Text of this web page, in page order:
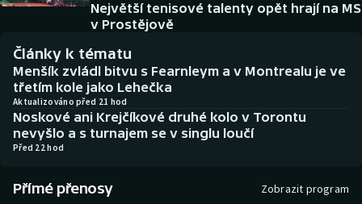
Baseball a softbal
Basketbal
Biatlon
Boby a skeleton
Box
Historické návraty
Aplikace ČT sport
AZ kvíz
Největší tenisové talenty opět hrají na MS
v Prostějově
Články k tématu
Menšík zvládl bitvu s Fearnleym a v Montrealu je ve
třetím kole jako Lehečka
Aktualizováno před 21 hod
Noskové ani Krejčíkové druhé kolo v Torontu
nevyšlo a s turnajem se v singlu loučí
Před 22 hod
Přímé přenosy Zobrazit program